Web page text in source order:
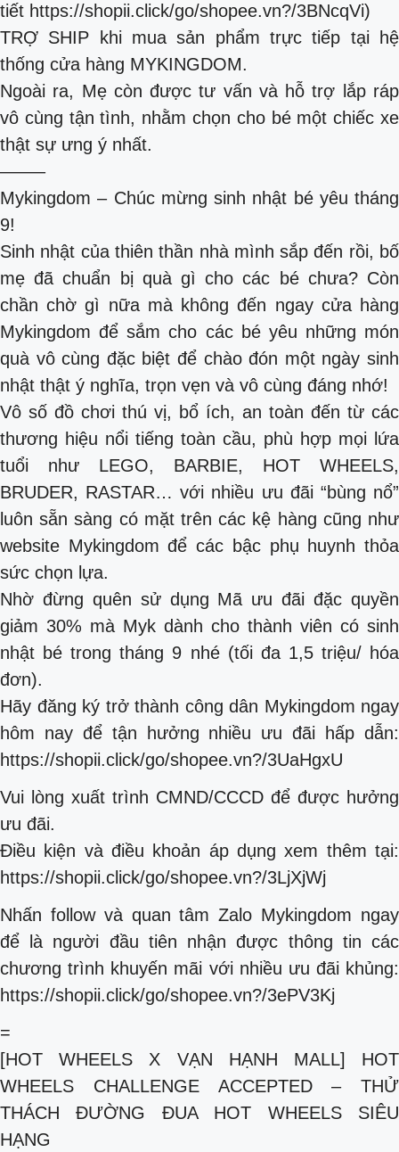
tiết https://shopii.click/go/shopee.vn?/3BNcqVi)
TRỢ SHIP khi mua sản phẩm trực tiếp tại hệ
thống cửa hàng MYKINGDOM.
Ngoài ra, Mẹ còn được tư vấn và hỗ trợ lắp ráp
vô cùng tận tình, nhằm chọn cho bé một chiếc xe
thật sự ưng ý nhất.
——–
Mykingdom – Chúc mừng sinh nhật bé yêu tháng
9!
Sinh nhật của thiên thần nhà mình sắp đến rồi, bố
mẹ đã chuẩn bị quà gì cho các bé chưa? Còn
chần chờ gì nữa mà không đến ngay cửa hàng
Mykingdom để sắm cho các bé yêu những món
quà vô cùng đặc biệt để chào đón một ngày sinh
nhật thật ý nghĩa, trọn vẹn và vô cùng đáng nhớ!
Vô số đồ chơi thú vị, bổ ích, an toàn đến từ các
thương hiệu nổi tiếng toàn cầu, phù hợp mọi lứa
tuổi như LEGO, BARBIE, HOT WHEELS,
BRUDER, RASTAR… với nhiều ưu đãi “bùng nổ”
luôn sẵn sàng có mặt trên các kệ hàng cũng như
website Mykingdom để các bậc phụ huynh thỏa
sức chọn lựa.
Nhờ đừng quên sử dụng Mã ưu đãi đặc quyền
giảm 30% mà Myk dành cho thành viên có sinh
nhật bé trong tháng 9 nhé (tối đa 1,5 triệu/ hóa
đơn).
Hãy đăng ký trở thành công dân Mykingdom ngay
hôm nay để tận hưởng nhiều ưu đãi hấp dẫn:
https://shopii.click/go/shopee.vn?/3UaHgxU
Vui lòng xuất trình CMND/CCCD để được hưởng
ưu đãi.
Điều kiện và điều khoản áp dụng xem thêm tại:
https://shopii.click/go/shopee.vn?/3LjXjWj
Nhấn follow và quan tâm Zalo Mykingdom ngay
để là người đầu tiên nhận được thông tin các
chương trình khuyến mãi với nhiều ưu đãi khủng:
https://shopii.click/go/shopee.vn?/3ePV3Kj
=
[HOT WHEELS X VẠN HẠNH MALL] HOT
WHEELS CHALLENGE ACCEPTED – THỬ
THÁCH ĐƯỜNG ĐUA HOT WHEELS SIÊU
HẠNG